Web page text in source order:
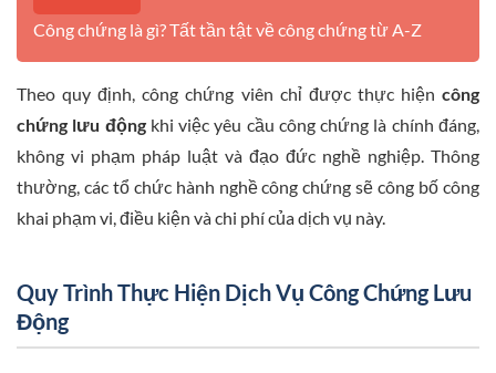
Công chứng là gì? Tất tần tật về công chứng từ A-Z
Theo quy định, công chứng viên chỉ được thực hiện công
chứng lưu độngkhi việc yêu cầu công chứng là chính đáng,
không vi phạm pháp luật và đạo đức nghề nghiệp. Thông
thường, các tổ chức hành nghề công chứng sẽ công bố công
khai phạm vi, điều kiện và chi phí của dịch vụ này.
Quy Trình Thực Hiện Dịch Vụ Công Chứng Lưu
Động